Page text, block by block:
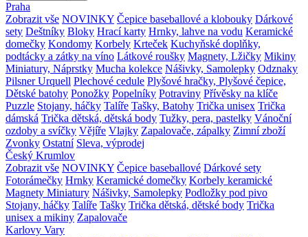
Praha
Zobrazit vše NOVINKY Čepice baseballové a klobouky Dárkové
sety Deštníky Bloky Hrací karty Hrnky, lahve na vodu Keramické
domečky Kondomy Korbely Krteček Kuchyňské doplňky,
podtácky a zátky na víno Látkové roušky Magnety, Lžičky Mikiny
Miniatury, Náprstky Mucha kolekce Nášivky, Samolepky Odznaky
Pilsner Urquell Plechové cedule Plyšové hračky, Plyšové čepice,
Dětské batohy Ponožky Popelníky Potraviny Přívěsky na klíče
Puzzle Stojany, háčky Talíře Tašky, Batohy Trička unisex Trička
dámská Trička dětská, dětská body Tužky, pera, pastelky Vánoční
ozdoby a svíčky Vějíře Vlajky Zapalovače, zápalky Zimní zboží
Zvonky Ostatní Sleva, výprodej
Český Krumlov
Zobrazit vše NOVINKY Čepice baseballové Dárkové sety
Fotorámečky Hrnky Keramické domečky Korbely keramické
Magnety Miniatury Nášivky, Samolepky Podložky pod pivo
Stojany, háčky Talíře Tašky Trička dětská, dětské body Trička
unisex a mikiny Zapalovače
Karlovy Vary